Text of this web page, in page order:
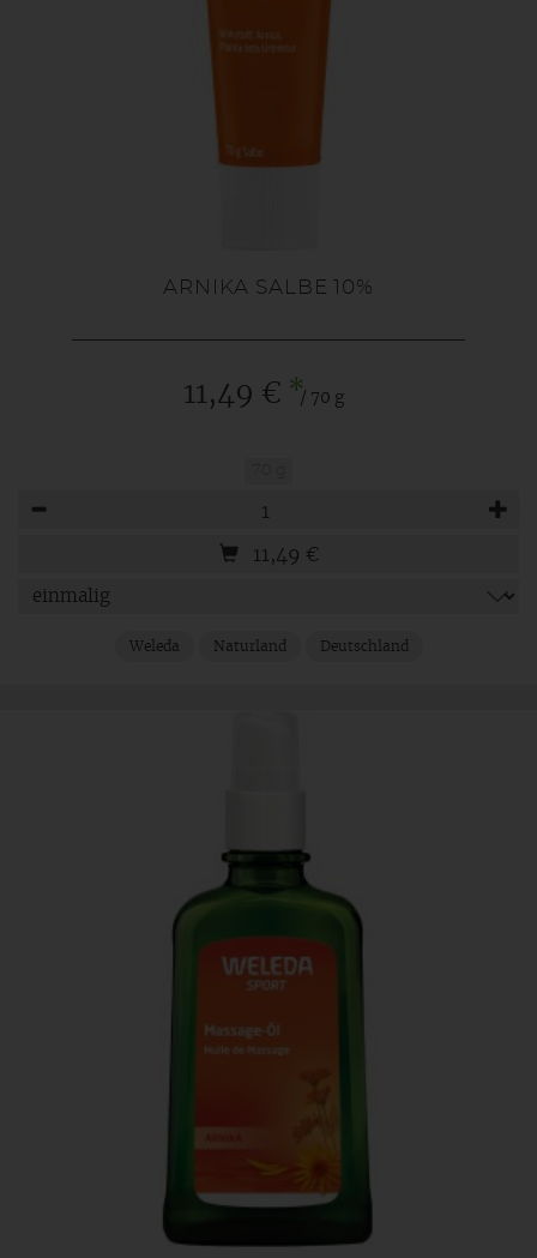
ARNIKA SALBE 10%
11,49 € */ 70 g
11,49 €
Weleda Naturland Deutschland